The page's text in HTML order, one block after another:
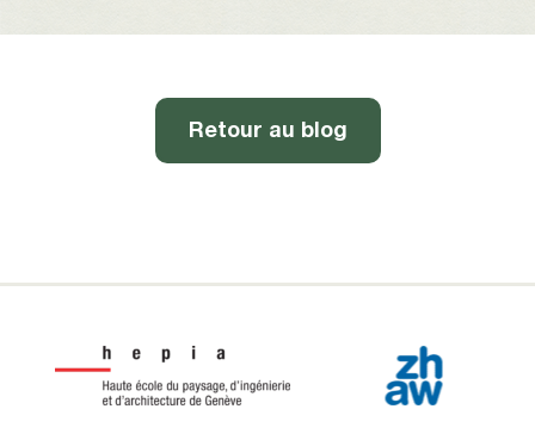
Retour au blog